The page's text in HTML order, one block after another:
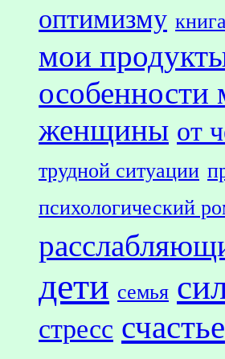
оптимизму
мои
особенности
женщины от
трудной ситуации
психологический
дети семья
стресс счастье